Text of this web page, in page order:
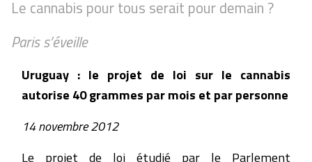
Le cannabis pour tous serait pour demain ?
Paris s’éveille
Uruguay : le projet de loi sur le cannabis
autorise 40 grammes par mois et par personne
14 novembre 2012
Le projet de loi étudié par le Parlement